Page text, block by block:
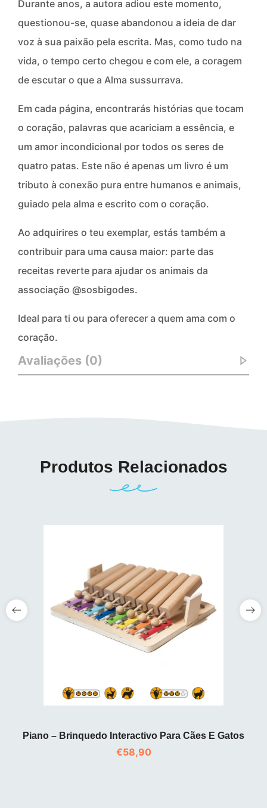
Durante anos, a autora adiou este momento,
questionou-se, quase abandonou a ideia de dar
voz à sua paixão pela escrita. Mas, como tudo na
vida, o tempo certo chegou e com ele, a coragem
de escutar o que a Alma sussurrava.
Em cada página, encontrarás histórias que tocam
o coração, palavras que acariciam a essência, e
um amor incondicional por todos os seres de
quatro patas. Este não é apenas um livro é um
tributo à conexão pura entre humanos e animais,
guiado pela alma e escrito com o coração.
Ao adquirires o teu exemplar, estás também a
contribuir para uma causa maior: parte das
receitas reverte para ajudar os animais da
associação @sosbigodes.
Ideal para ti ou para oferecer a quem ama com o
coração.
Avaliações (0)
Produtos Relacionados
Piano – Brinquedo Interactivo Para Cães E Gatos
€58,90